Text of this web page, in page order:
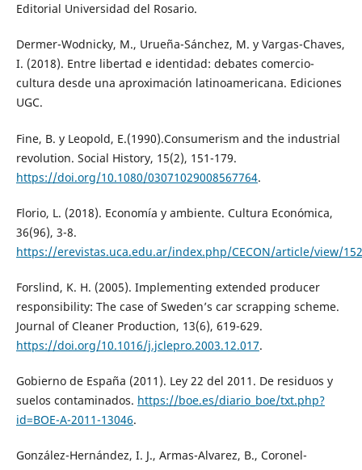
Editorial Universidad del Rosario.
Dermer-Wodnicky, M., Urueña-Sánchez, M. y Vargas-Chaves,
I. (2018). Entre libertad e identidad: debates comercio-
cultura desde una aproximación latinoamericana. Ediciones
UGC.
Fine, B. y Leopold, E.(1990).Consumerism and the industrial
revolution. Social History, 15(2), 151-179.
https://doi.org/10.1080/03071029008567764.
Florio, L. (2018). Economía y ambiente. Cultura Económica,
36(96), 3-8.
https://erevistas.uca.edu.ar/index.php/CECON/article/view/
Forslind, K. H. (2005). Implementing extended producer
responsibility: The case of Sweden’s car scrapping scheme.
Journal of Cleaner Production, 13(6), 619-629.
https://doi.org/10.1016/j.jclepro.2003.12.017.
Gobierno de España (2011). Ley 22 del 2011. De residuos y
suelos contaminados. https://boe.es/diario_boe/txt.php?
id=BOE-A-2011-13046.
González-Hernández, I. J., Armas-Alvarez, B., Coronel-